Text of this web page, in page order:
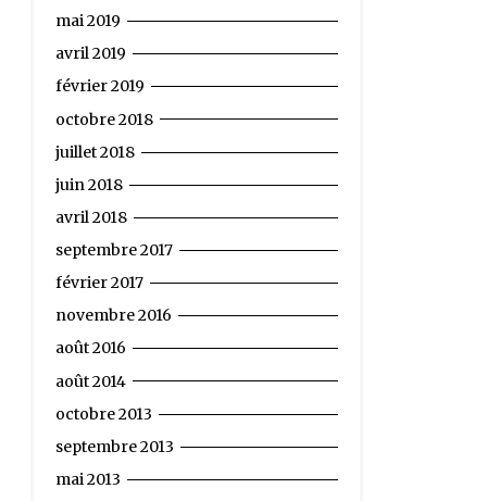
mai 2019
avril 2019
février 2019
octobre 2018
juillet 2018
juin 2018
avril 2018
septembre 2017
février 2017
novembre 2016
août 2016
août 2014
octobre 2013
septembre 2013
mai 2013